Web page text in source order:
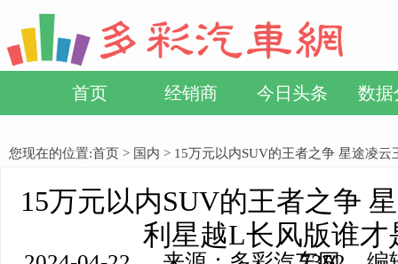
首页 经销商 今日头条 数据
您现在的位置:首页 > 国内 > 15万元以内SUV的王者之争 星途凌
15万元以内SUV的王者之争
利星越L长风版谁才